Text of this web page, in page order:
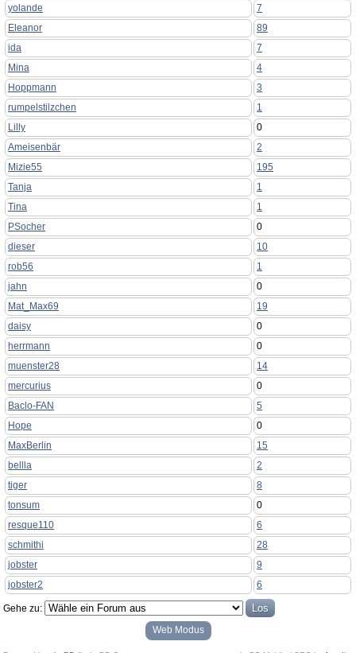
yolande
7
Eleanor
89
ida
7
Mina
4
Hoppmann
3
rumpelstilzchen
1
Lilly
0
Ameisenbär
2
Mizie55
195
Tanja
1
Tina
1
PSocher
0
dieser
10
rob56
1
jahn
0
Mat_Max69
19
daisy
0
herrmann
0
muenster28
14
mercurius
0
Baclo-FAN
5
Hope
0
MaxBerlin
15
bellla
2
tiger
8
tonsum
0
resque110
6
schmithi
28
jobster
9
jobster2
6
Gehe zu:
Web Modus